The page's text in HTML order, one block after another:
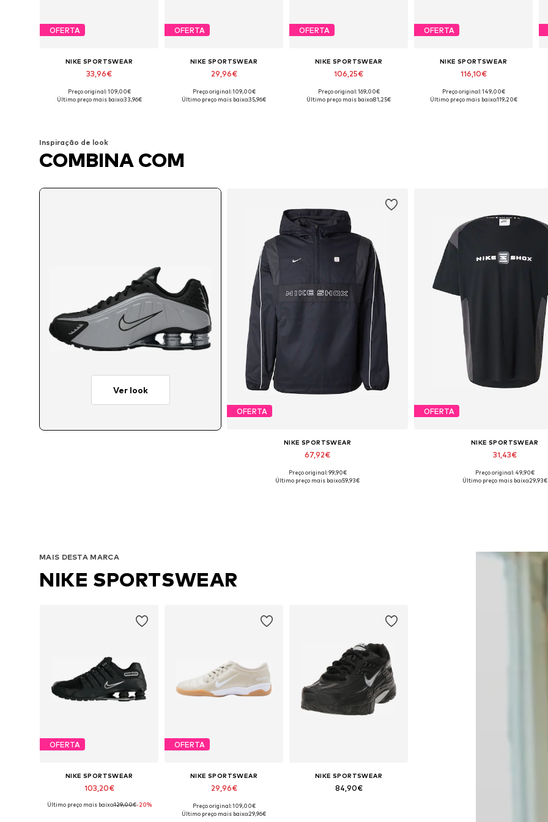
OFERTA
NIKE SPORTSWEAR
33,96€
+4
Disponível em vários tamanhos
Preço original: 109,00€
Último preço mais baixo:33,96€
OFERTA
NIKE SPORTSWEAR
29,96€
+4
Disponível em vários tamanhos
Preço original: 109,00€
Último preço mais baixo:35,96€
OFERTA
NIKE SPORTSWEAR
106,25€
Disponível em vários tamanhos
Preço original: 169,00€
Último preço mais baixo:81,25€
OFERTA
NIKE SPORTSWEAR
116,10€
Disponível em vários tamanhos
Preço original: 149,00€
Último preço mais baixo:119,20€
Inspiração de look
COMBINA COM
Ver look
OFERTA
NIKE SPORTSWEAR
67,92€
Tamanhos disponíveis: S, M, L, XL, XXL
Preço original: 99,90€
Último preço mais baixo:59,93€
OFERTA
NIKE SPORTSWEAR
31,43€
Tamanhos disponíveis: XS, M,
Preço original: 49,90€
Último preço mais baixo:29,93€
MAIS DESTA MARCA
NIKE SPORTSWEAR
OFERTA
NIKE SPORTSWEAR
103,20€
Disponível em vários tamanhos
Último preço mais baixo:129,00€-20%
OFERTA
NIKE SPORTSWEAR
29,96€
Disponível em vários tamanhos
Preço original: 109,00€
Último preço mais baixo:29,96€
NIKE SPORTSWEAR
84,90€